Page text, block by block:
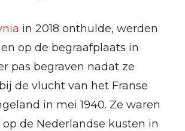
in 2018 onthulde, werden
op de begraafplaats in
pas begraven nadat ze
de vlucht van het Franse
in mei 1940. Ze waren
de Nederlandse kusten in